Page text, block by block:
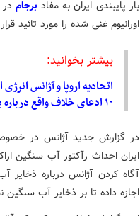
بار پایبندی ایران به مفاد برجام
اورانیوم غنی شده را مورد تائید
بیشتر بخوانید:
اتحادیه اروپا و آژانس
۱۰ ادعای خلاف واقع درباره برجام
در گزارش جدید آژانس در
ایران احداث رآکتور آب سنگین
آگاه کردن آژانس درباره ذخایر
اجازه داده تا بر ذخایر آب